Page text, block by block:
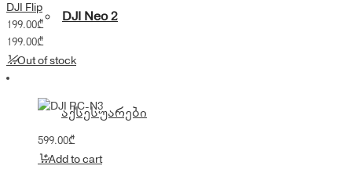
DJI Neo 2
აქსესუარები
DJI Flip
199.00₾
199.00₾
Out of stock
599.00₾
Add to cart